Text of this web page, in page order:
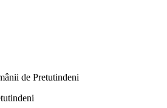
de Pretutindeni